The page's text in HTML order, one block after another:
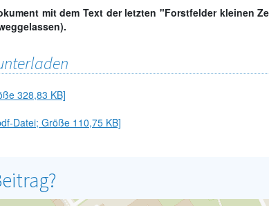
mit dem Text der letzten "Forstfelder kleinen
328,83 KB]
Datei; Größe 110,75 KB]